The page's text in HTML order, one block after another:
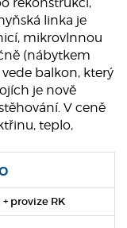
linka je
mikrovlnnou
(nábytkem
balkon, který
je nově
V ceně
teplo,
provize RK